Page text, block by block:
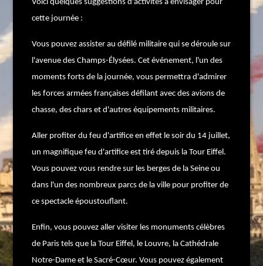
Voici quelques suggestions d'activités à envisager pour
cette journée :
Vous pouvez assister au défilé militaire qui se déroule sur
l'avenue des Champs-Élysées. Cet événement, l'un des
moments forts de la journée, vous permettra d'admirer
les forces armées françaises défilant avec des avions de
chasse, des chars et d'autres équipements militaires.
Aller profiter du feu d'artifice en effet le soir du 14 juillet,
un magnifique feu d'artifice est tiré depuis la Tour Eiffel.
Vous pouvez vous rendre sur les berges de la Seine ou
dans l'un des nombreux parcs de la ville pour profiter de
ce spectacle époustouflant.
Enfin, vous pouvez aller visiter les monuments célèbres
de Paris tels que la Tour Eiffel, le Louvre, la Cathédrale
Notre-Dame et le Sacré-Cœur. Vous pouvez également